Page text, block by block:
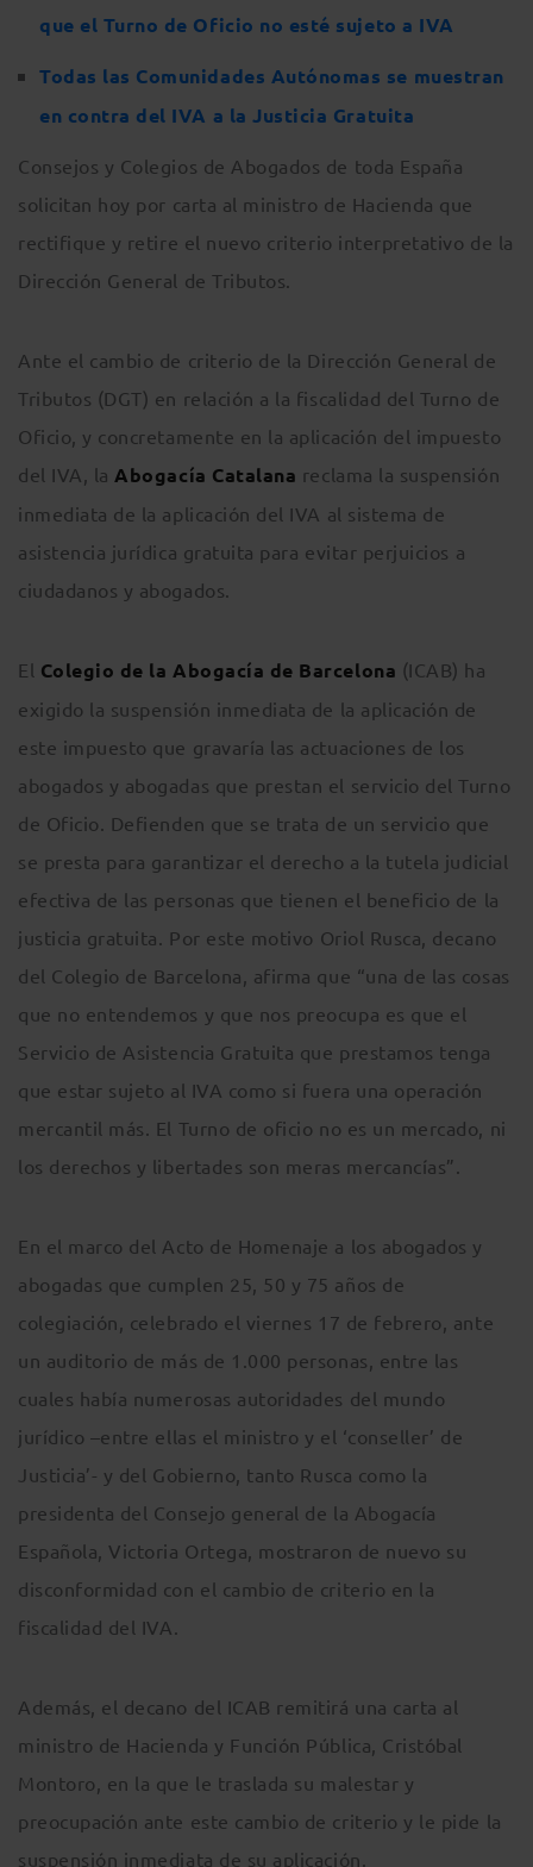
que el Turno de Oficio no esté sujeto a IVA
Todas las Comunidades Autónomas se muestran
en contra del IVA a la Justicia Gratuita
Consejos y Colegios de Abogados de toda España
solicitan hoy por carta al ministro de Hacienda que
rectifique y retire el nuevo criterio interpretativo de la
Dirección General de Tributos.
Ante el cambio de criterio de la Dirección General de
Tributos (DGT) en relación a la fiscalidad del Turno de
Oficio, y concretamente en la aplicación del impuesto
del IVA, la Abogacía Catalana reclama la suspensión
inmediata de la aplicación del IVA al sistema de
asistencia jurídica gratuita para evitar perjuicios a
ciudadanos y abogados.
El Colegio de la Abogacía de Barcelona (ICAB) ha
exigido la suspensión inmediata de la aplicación de
este impuesto que gravaría las actuaciones de los
abogados y abogadas que prestan el servicio del Turno
de Oficio. Defienden que se trata de un servicio que
se presta para garantizar el derecho a la tutela judicial
efectiva de las personas que tienen el beneficio de la
justicia gratuita. Por este motivo Oriol Rusca, decano
del Colegio de Barcelona, afirma que “una de las cosas
que no entendemos y que nos preocupa es que el
Servicio de Asistencia Gratuita que prestamos tenga
que estar sujeto al IVA como si fuera una operación
mercantil más. El Turno de oficio no es un mercado, ni
los derechos y libertades son meras mercancías”.
En el marco del Acto de Homenaje a los abogados y
abogadas que cumplen 25, 50 y 75 años de
colegiación, celebrado el viernes 17 de febrero, ante
un auditorio de más de 1.000 personas, entre las
cuales había numerosas autoridades del mundo
jurídico –entre ellas el ministro y el ‘conseller’ de
Justicia’- y del Gobierno, tanto Rusca como la
presidenta del Consejo general de la Abogacía
Española, Victoria Ortega, mostraron de nuevo su
disconformidad con el cambio de criterio en la
fiscalidad del IVA.
Además, el decano del ICAB remitirá una carta al
ministro de Hacienda y Función Pública, Cristóbal
Montoro, en la que le traslada su malestar y
preocupación ante este cambio de criterio y le pide la
suspensión inmediata de su aplicación.